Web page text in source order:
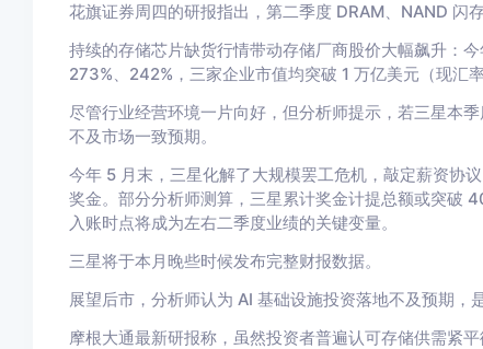
花旗证券周四的研报指出，第二季度 DRAM、NAND 闪
持续的存储芯片缺货行情带动存储厂商股价大幅飙升：
273%、242%，三家企业市值均突破 1 万亿美元（现汇
尽管行业经营环境一片向好，但分析师提示，若三星本
不及市场一致预期。
今年 5 月末，三星化解了大规模罢工危机，敲定薪资协
奖金。部分分析师测算，三星累计奖金计提总额或突破
入账时点将成为左右二季度业绩的关键变量。
三星将于本月晚些时候发布完整财报数据。
展望后市，分析师认为 AI 基础设施投资落地不及预期，
摩根大通最新研报称，虽然投资者普遍认可存储供需紧